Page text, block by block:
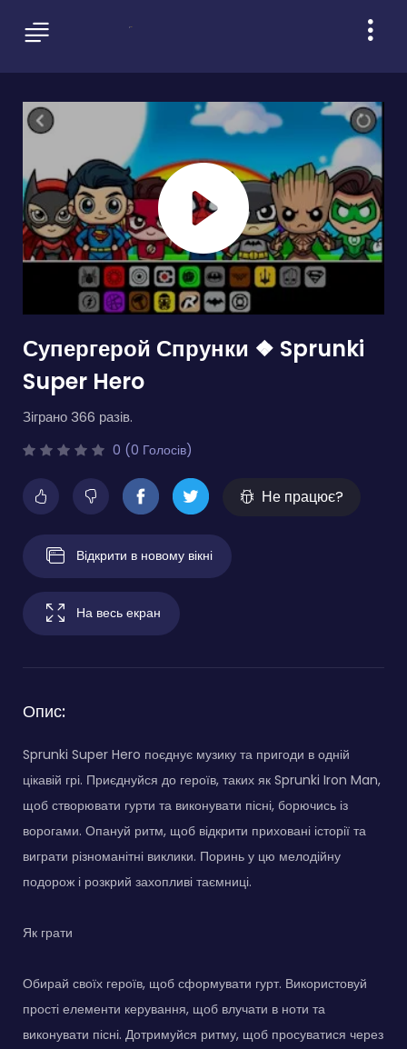
Супергерой Спрунки ❖ Sprunki
Super Hero
Зіграно 366 разів.
0 (0 Голосів)
Не працює?
Відкрити в новому вікні
На весь екран
Опис:
Sprunki Super Hero поєднує музику та пригоди в одній
цікавій грі. Приєднуйся до героїв, таких як Sprunki Iron Man,
щоб створювати гурти та виконувати пісні, борючись із
ворогами. Опануй ритм, щоб відкрити приховані історії та
виграти різноманітні виклики. Поринь у цю мелодійну
подорож і розкрий захопливі таємниці.
Як грати
Обирай своїх героїв, щоб сформувати гурт. Використовуй
прості елементи керування, щоб влучати в ноти та
виконувати пісні. Дотримуйся ритму, щоб просуватися через